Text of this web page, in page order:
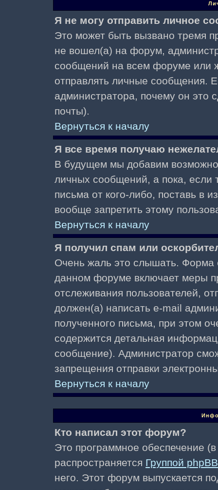
Я не могу отправить личное
Это может быть вызвано тремя
не вошел(а) на форум,
сообщений на всем форуме или
отправлять личные сообщения.
администратора, почему он это
почты).
Вернуться к началу
Я все время получаю
В будущем мы добавим
личных сообщений, а пока, если
письма от кого-либо, поставь в
вообще запретить этому
Вернуться к началу
Я получил спам или
Очень жаль это слышать. Форма
данном форуме включает меры
отслеживания пользователей,
должен(а) написать e-mail
полученного письма, при этом
содержится детальная
сообщение). Администратор
запрещения отправки
Вернуться к началу
Кто написал этот форум?
Это программное обеспечение
распространяется Группой phpBB
него. Этот форум выпускается